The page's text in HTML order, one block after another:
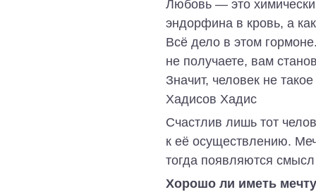
Любовь ― это
эндорфина в кровь, а
Всё дело в этом
не получаете, вам
Значит, человек не
Хадисов Хадис
Счастлив лишь тот
к её осуществлению.
тогда появляются
Хорошо ли иметь